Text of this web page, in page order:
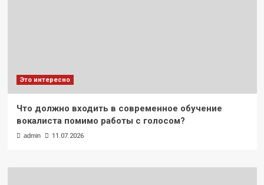
Это интересно
Что должно входить в современное обучение
вокалиста помимо работы с голосом?
admin 11.07.2026